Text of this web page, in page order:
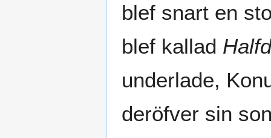
blef snart en
blef kallad
underlade,
deröfver sin